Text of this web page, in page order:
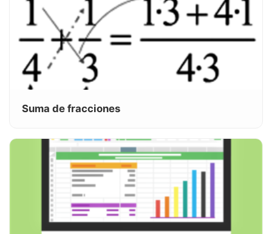
Suma de fracciones